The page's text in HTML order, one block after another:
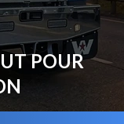
POUR